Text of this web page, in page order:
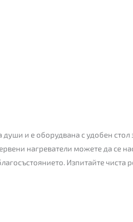
и е оборудвана с удобен
нагреватели можете да се
Изпитайте чиста